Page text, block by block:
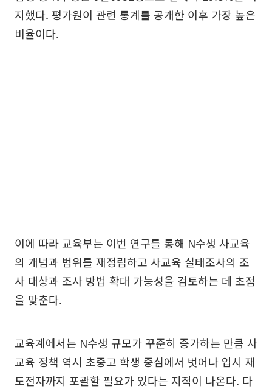
지했다. 평가원이 관련 통계를 공개한 이후 가장 높은
비율이다.
이에 따라 교육부는 이번 연구를 통해 N수생 사교육
의 개념과 범위를 재정립하고 사교육 실태조사의 조
사 대상과 조사 방법 확대 가능성을 검토하는 데 초점
을 맞춘다.
교육계에서는 N수생 규모가 꾸준히 증가하는 만큼 사
교육 정책 역시 초중고 학생 중심에서 벗어나 입시 재
도전자까지 포괄할 필요가 있다는 지적이 나온다. 다